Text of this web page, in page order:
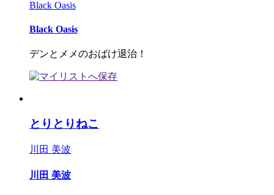
Black Oasis
Black Oasis
デンとメメのおばけ退治！
とりとりねこ
川田 美波
川田 美波